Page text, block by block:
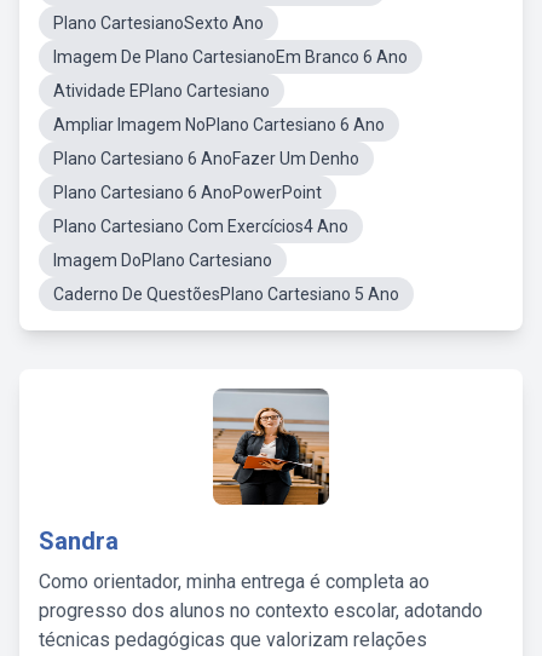
Plano CartesianoSexto Ano
Imagem De Plano CartesianoEm Branco 6 Ano
Atividade EPlano Cartesiano
Ampliar Imagem NoPlano Cartesiano 6 Ano
Plano Cartesiano 6 AnoFazer Um Denho
Plano Cartesiano 6 AnoPowerPoint
Plano Cartesiano Com Exercícios4 Ano
Imagem DoPlano Cartesiano
Caderno De QuestõesPlano Cartesiano 5 Ano
Sandra
Como orientador, minha entrega é completa ao
progresso dos alunos no contexto escolar, adotando
técnicas pedagógicas que valorizam relações